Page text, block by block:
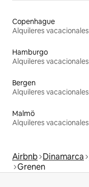
Copenhague
Alquileres vacacionales
Hamburgo
Alquileres vacacionales
Bergen
Alquileres vacacionales
Malmö
Alquileres vacacionales
Airbnb Dinamarca
Grenen